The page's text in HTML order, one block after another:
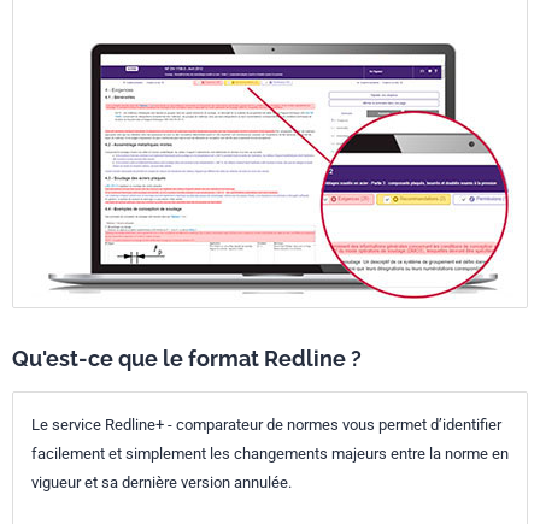
Qu'est-ce que le format Redline ?
Le service Redline+ - comparateur de normes vous permet d’identifier
facilement et simplement les changements majeurs entre la norme en
vigueur et sa dernière version annulée.